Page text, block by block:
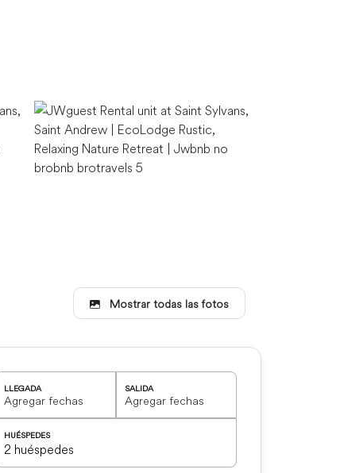
Mostrar todas las fotos
LLEGADA SALIDA
HUÉSPEDES